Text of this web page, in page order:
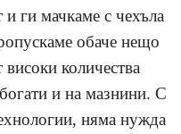
ги мачкаме с чехъла
обаче нещо
количества
и на мазнини. С
няма нужда